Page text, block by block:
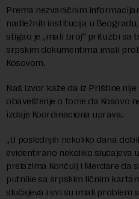
Prema nezvaničnim
nadležnih institucija u
stigao je „mali broj“ pritužbi sa
srpskim dokumentima imali
Kosovom.
Naš izvor kaže da iz Prištine
obaveštenje o tome da Kosovo
izdaje Koordinaciona uprava.
„U poslednjih nekoliko dana
evidentirano nekoliko slučajeva
prelazima Končulj i Merdare da
putnike sa srpskim ličnim
slučajeva i svi su imali problem